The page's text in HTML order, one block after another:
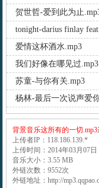
贺世哲-爱到此为止
tonight-darius finlay
爱情这杯酒水.mp3
我们好像在哪见过.mp3
苏童-与你有关.mp3
杨林-最后一次说声爱
背景音乐这所有的一切.mp3
上传者IP：118.186.139.*
上传时间：2014年03月07日
音乐大小：3.55 MB
外链次数：9552次
外链地址：http://